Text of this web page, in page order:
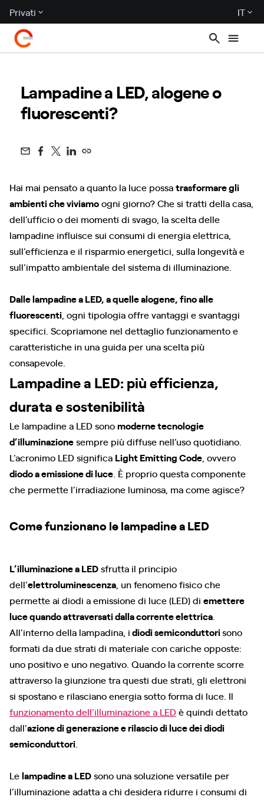
Privati IT
Lampadine a LED, alogene o
fluorescenti?
Hai mai pensato a quanto la luce possatrasformare gli
ambienti che viviamoogni giorno? Che si tratti della casa,
dell’ufficio o dei momenti di svago, la scelta delle
lampadine influisce sui consumi di energia elettrica,
sull’efficienza e il risparmio energetici, sulla longevità e
sull’impatto ambientale del sistema di illuminazione.
Dalle lampadine a LED, a quelle alogene, fino alle
fluorescenti , ogni tipologia offre vantaggi e svantaggi
specifici. Scopriamone nel dettaglio funzionamento e
caratteristiche in una guida per una scelta più
consapevole.
Lampadine a LED: più efficienza,
durata e sostenibilità
Le lampadine a LED sonomoderne tecnologie
d’illuminazionesempre più diffuse nell’uso quotidiano.
L’acronimo LED significa Light Emitting Code , ovvero
diodo a emissione di luce . È proprio questa componente
che permette l’irradiazione luminosa, ma come agisce?
Come funzionano le lampadine a LED
L’illuminazione a LEDsfrutta il principio
dell’elettroluminescenza , un fenomeno fisico che
permette ai diodi a emissione di luce (LED) di emettere
luce quando attraversati dalla corrente elettrica
All’interno della lampadina, idiodi semiconduttorisono
formati da due strati di materiale con cariche opposte:
uno positivo e uno negativo. Quando la corrente scorre
attraverso la giunzione tra questi due strati, gli elettroni
si spostano e rilasciano energia sotto forma di luce. Il
funzionamento dell’illuminazione a LEDè quindi dettato
dall’azione di generazione e rilascio di luce dei diodi
semiconduttori
Lelampadine a LEDsono una soluzione versatile per
l’illuminazione adatta a chi desidera ridurre i consumi di